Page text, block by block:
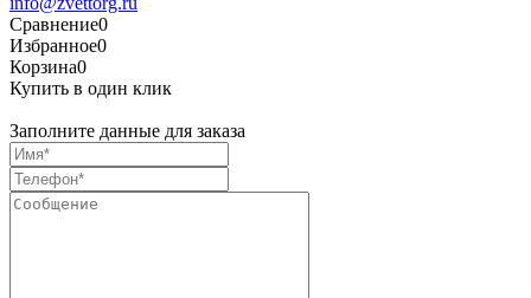
Сравнение0
Избранное0
Корзина0
Купить в один клик
Заполните данные для заказа